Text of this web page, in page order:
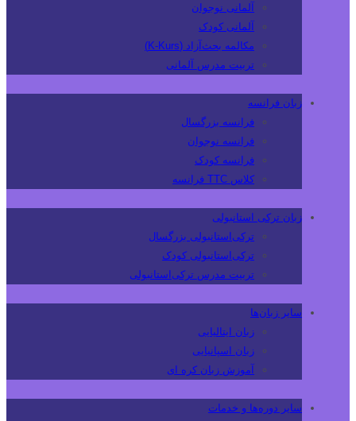
آلمانی نوجوان
آلمانی کودک
مکالمه بحث‌آزاد (K-Kurs)
تربیت مدرس آلمانی
زبان فرانسه
فرانسه بزرگسال
فرانسه نوجوان
فرانسه کودک
کلاس TTC فرانسه
زبان ترکی استانبولی
ترکی‌استانبولی بزرگسال
ترکی‌استانبولی کودک
تربیت مدرس ترکی‌استانبولی
سایر زبان‌ها
زبان ایتالیایی
زبان اسپانیایی
آموزش زبان کره ای
سایر دوره‌ها و خدمات